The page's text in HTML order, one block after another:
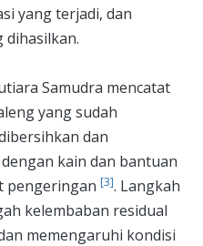
yang terjadi, dan
dihasilkan.
Samudra mencatat
yang sudah
dan
kain dan bantuan
pengeringan [3]. Langkah
kelembaban residual
memengaruhi kondisi